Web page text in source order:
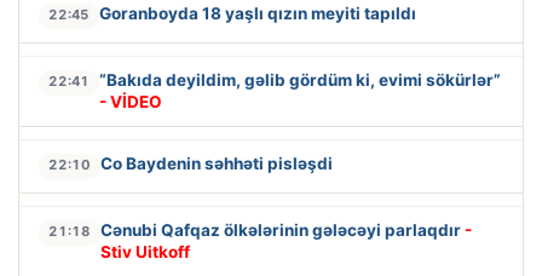
22:45 Goranboyda 18 yaşlı qızın meyiti tapıldı
22:41
“Bakıda deyildim, gəlib gördüm ki, evimi sökürlər”
- VİDEO
22:10 Co Baydenin səhhəti pisləşdi
21:18 Cənubi Qafqaz ölkələrinin gələcəyi parlaqdır -
Stiv Uitkoff